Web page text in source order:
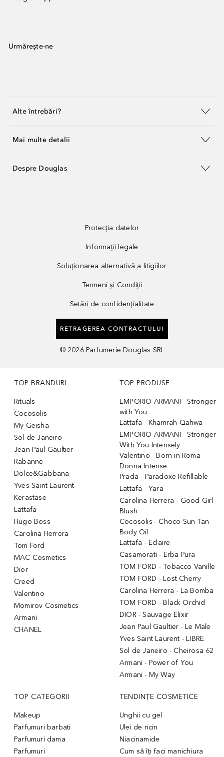
Urmărește-ne
Alte întrebări?
Mai multe detalii
Despre Douglas
Protecția datelor
Informații legale
Soluționarea alternativă a litigiilor
Termeni și Condiții
Setări de confidențialitate
RETRAGEREA CONTRACTULUI
© 2026 Parfumerie Douglas SRL
TOP BRANDURI
Rituals
Cocosolis
My Geisha
Sol de Janeiro
Jean Paul Gaultier
Rabanne
Dolce&Gabbana
Yves Saint Laurent
Kerastase
Lattafa
Hugo Boss
Carolina Herrera
Tom Ford
MAC Cosmetics
Dior
Creed
Valentino
Momirov Cosmetics
Armani
CHANEL
TOP PRODUSE
EMPORIO ARMANI - Stronger
with You
Lattafa - Khamrah Qahwa
EMPORIO ARMANI - Stronger
With You Intensely
Valentino - Born in Roma
Donna Intense
Prada - Paradoxe Refillable
Lattafa - Yara
Carolina Herrera - Good Girl
Blush
Cocosolis - Choco Sun Tan
Body Oil
Lattafa - Eclaire
Casamorati - Erba Pura
TOM FORD - Tobacco Vanille
TOM FORD - Lost Cherry
Carolina Herrera - La Bomba
TOM FORD - Black Orchid
DIOR - Sauvage Elixir
Jean Paul Gaultier - Le Male
Yves Saint Laurent - LIBRE
Sol de Janeiro - Cheirosa 62
Armani - Power of You
Armani - My Way
TOP CATEGORII
Makeup
Parfumuri barbati
Parfumuri dama
Parfumuri
TENDINȚE COSMETICE
Unghii cu gel
Ulei de ricin
Niacinamide
Cum să îți faci manichiura